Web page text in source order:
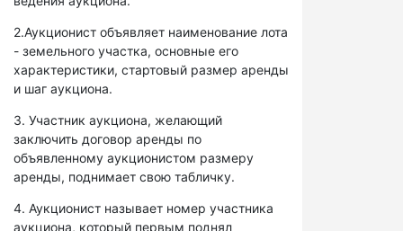
2.Аукционист объявляет наименование лота
- земельного участка, основные его
характеристики, стартовый размер аренды
и шаг аукциона.
3. Участник аукциона, желающий
заключить договор аренды по
объявленному аукционистом размеру
аренды, поднимает свою табличку.
4. Аукционист называет номер участника
аукциона, который первым поднял